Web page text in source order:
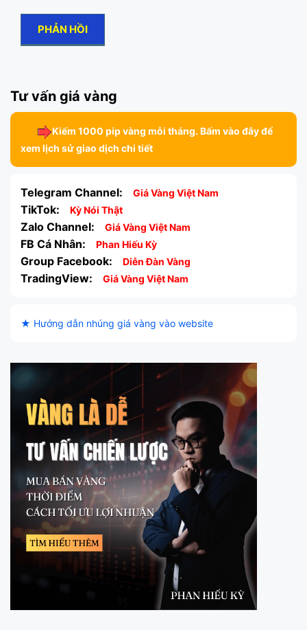
Tư vấn giá vàng
Kiếm 1000 pip vàng mỗi tháng. Bấm vào đây để
xem lịch sử giao dịch chi tiết
Telegram Channel: Giá Vàng Việt Nam
TikTok: Kỳ Nói Thật
Zalo Channel: Giá Vàng Việt Nam
FB Cá Nhân: Phan Hiếu Kỳ
Group Facebook: Diễn Đàn Vàng
TradingView: Giá Vàng Việt Nam
★ Hướng dẫn nhúng giá vàng vào website